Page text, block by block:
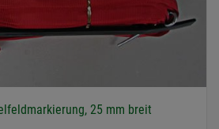
25 mm breit